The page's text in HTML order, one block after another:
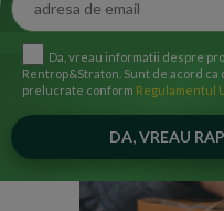
Da, vreau informatii despre
Rentrop&Straton. Sunt de acord
prelucrate conform Regulamentul